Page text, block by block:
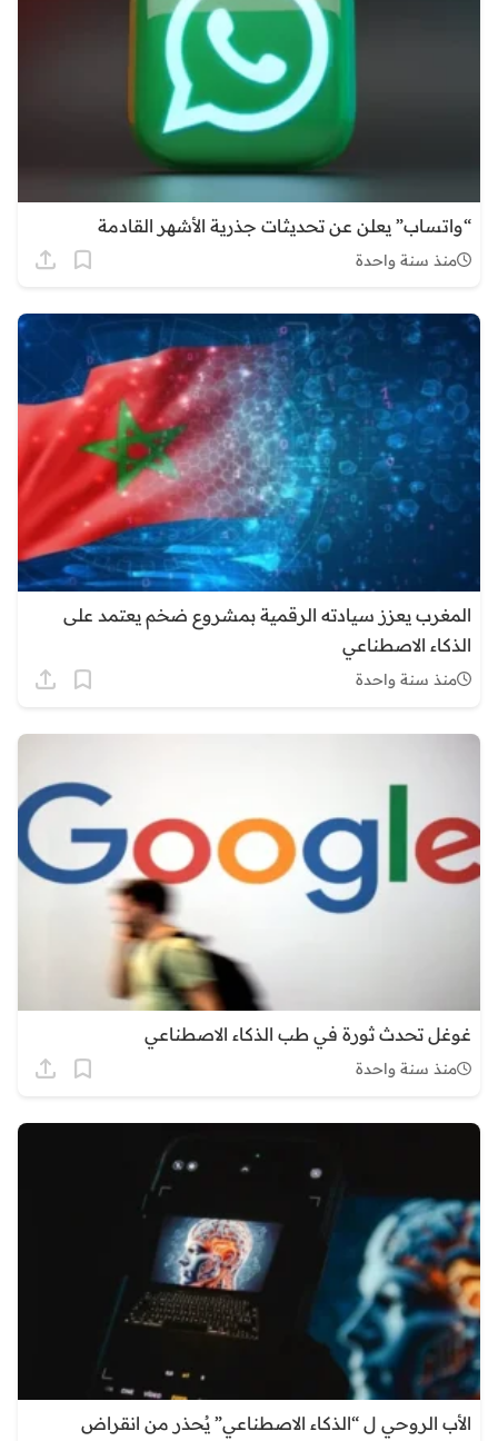
“واتساب” يعلن عن تحديثات جذرية الأشهر القادمة
منذ سنة واحدة
المغرب يعزز سيادته الرقمية بمشروع ضخم يعتمد على
الذكاء الاصطناعي
منذ سنة واحدة
غوغل تحدث ثورة في طب الذكاء الاصطناعي
منذ سنة واحدة
الأب الروحي ل “الذكاء الاصطناعي” يُحذر من انقراض